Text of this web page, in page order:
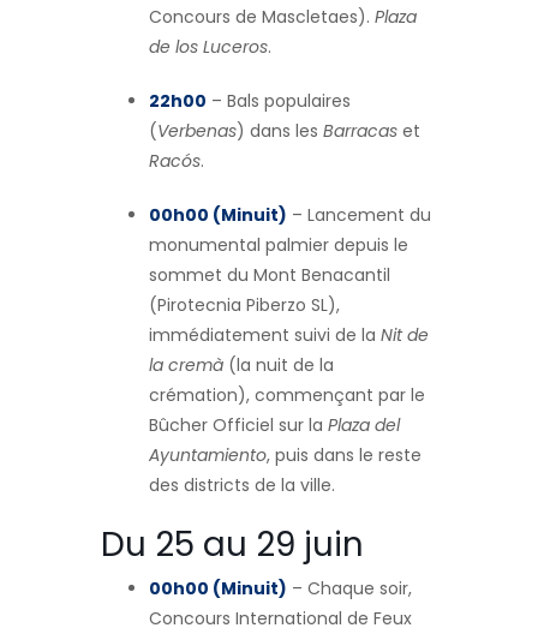
Concours de Mascletaes). Plaza
de los Luceros.
22h00 – Bals populaires
(Verbenas) dans les Barracas et
Racós.
00h00 (Minuit) – Lancement du
monumental palmier depuis le
sommet du Mont Benacantil
(Pirotecnia Piberzo SL),
immédiatement suivi de la Nit de
la cremà (la nuit de la
crémation), commençant par le
Bûcher Officiel sur la Plaza del
Ayuntamiento, puis dans le reste
des districts de la ville.
Du 25 au 29 juin
00h00 (Minuit) – Chaque soir,
Concours International de Feux